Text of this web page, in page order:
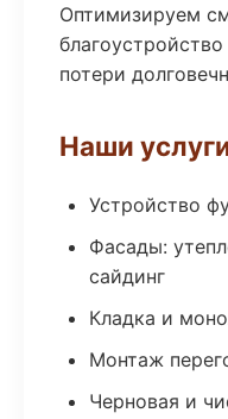
Оптимизируем
потери
Наши
Устройство
Фасады:
сайдинг
Кладка и
Монтаж
Черновая и